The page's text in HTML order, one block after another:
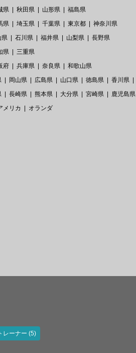
県 秋田県 山形県
福島県
県 埼玉県 千葉県 東京都
神奈川県
県 石川県 福井県 山梨県
長野県
県
三重県
府 兵庫県 奈良県
和歌山県
岡山県 広島県 山口県 徳島県 香川県
長崎県 熊本県 大分県 宮崎県 鹿児島県
メリカ オランダ
レーナー (5)